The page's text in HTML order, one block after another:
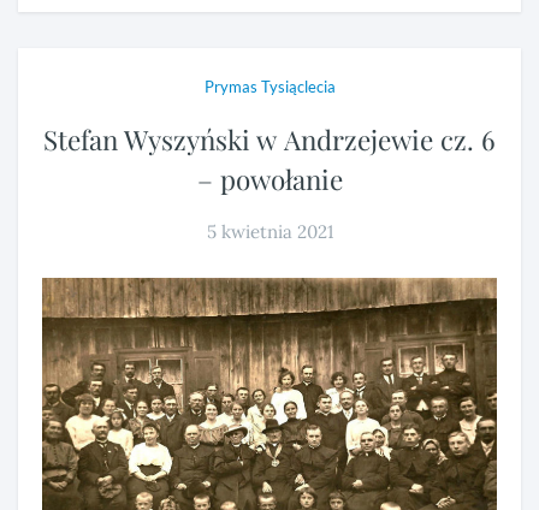
Prymas Tysiąclecia
Stefan Wyszyński w Andrzejewie cz. 6
– powołanie
5 kwietnia 2021